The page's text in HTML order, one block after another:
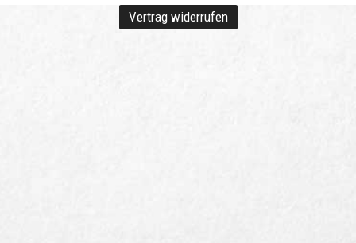
Vertrag widerrufen